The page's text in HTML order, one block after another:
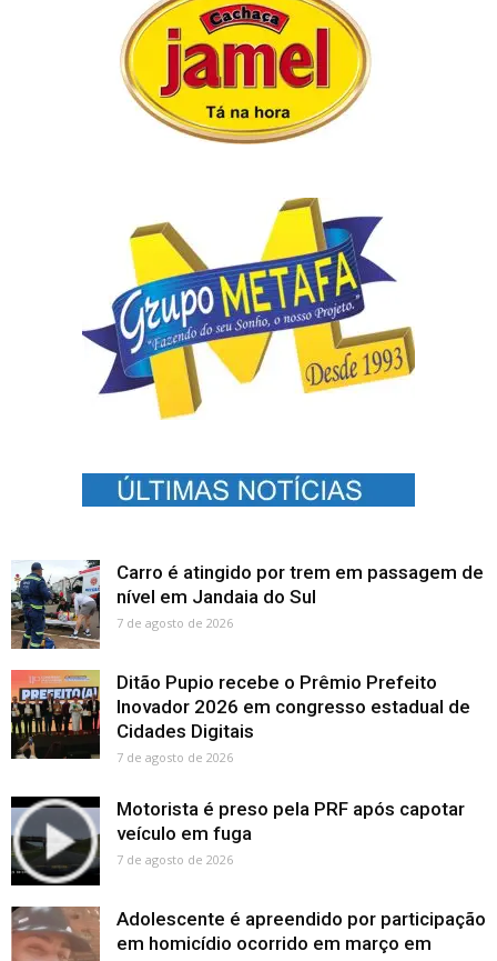
Carro é atingido por trem em passagem de
nível em Jandaia do Sul
7 de agosto de 2026
Ditão Pupio recebe o Prêmio Prefeito
Inovador 2026 em congresso estadual de
Cidades Digitais
7 de agosto de 2026
Motorista é preso pela PRF após capotar
veículo em fuga
7 de agosto de 2026
Adolescente é apreendido por participação
em homicídio ocorrido em março em